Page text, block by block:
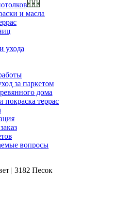
и масла
ухода
за паркетом
дома
покраска террас
вопросы
| 3182 Песок